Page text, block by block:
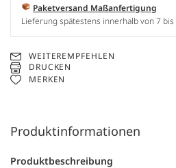
Paketversand Maßanfertigung
Lieferung spätestens innerhalb von 7
WEITEREMPFEHLEN
DRUCKEN
MERKEN
Produktinformationen
Produktbeschreibung